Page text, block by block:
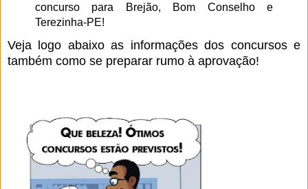
concurso para Brejão, Bom Conselho e
Terezinha-PE!
Veja logo abaixo as informações dos concursos e
também como se preparar rumo à aprovação!